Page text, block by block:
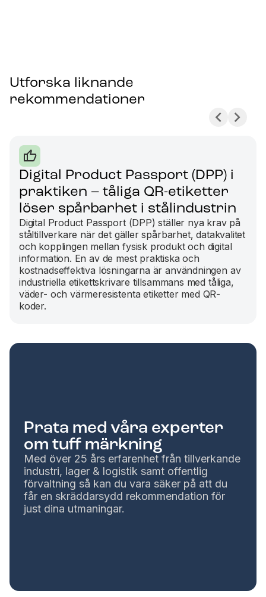
Utforska liknande
rekommendationer
Digital Product Passport (DPP) i
praktiken – tåliga QR-etiketter
löser spårbarhet i stålindustrin
Digital Product Passport (DPP) ställer nya krav på
ståltillverkare när det gäller spårbarhet, datakvalitet
och kopplingen mellan fysisk produkt och digital
information. En av de mest praktiska och
kostnadseffektiva lösningarna är användningen av
industriella etikettskrivare tillsammans med tåliga,
väder- och värmeresistenta etiketter med QR-
koder.
Prata med våra experter
om tuff märkning
Med över 25 års erfarenhet från tillverkande
industri, lager & logistik samt offentlig
förvaltning så kan du vara säker på att du
får en skräddarsydd rekommendation för
just dina utmaningar.